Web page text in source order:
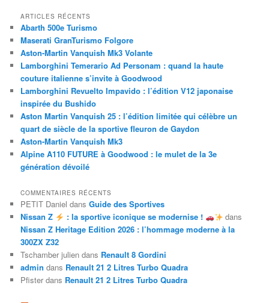
ARTICLES RÉCENTS
Abarth 500e Turismo
Maserati GranTurismo Folgore
Aston-Martin Vanquish Mk3 Volante
Lamborghini Temerario Ad Personam : quand la haute
couture italienne s’invite à Goodwood
Lamborghini Revuelto Impavido : l’édition V12 japonaise
inspirée du Bushido
Aston Martin Vanquish 25 : l’édition limitée qui célèbre un
quart de siècle de la sportive fleuron de Gaydon
Aston-Martin Vanquish Mk3
Alpine A110 FUTURE à Goodwood : le mulet de la 3e
génération dévoilé
COMMENTAIRES RÉCENTS
PETIT Daniel dansGuide des Sportives
Nissan Z
: la sportive iconique se modernise !
dans
Nissan Z Heritage Edition 2026 : l’hommage moderne à la
300ZX Z32
Tschamber julien dans Renault 8 Gordini
admin dans Renault 21 2 Litres Turbo Quadra
Pfister dans Renault 21 2 Litres Turbo Quadra